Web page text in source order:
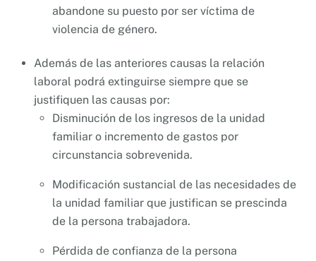
abandone su puesto por ser víctima de
violencia de género.
Además de las anteriores causas la relación
laboral podrá extinguirse siempre que se
justifiquen las causas por:
Disminución de los ingresos de la unidad
familiar o incremento de gastos por
circunstancia sobrevenida.
Modificación sustancial de las necesidades de
la unidad familiar que justifican se prescinda
de la persona trabajadora.
Pérdida de confianza de la persona